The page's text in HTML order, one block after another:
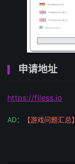
申请地址
https://filess.io
AD： 【游戏问题汇总】